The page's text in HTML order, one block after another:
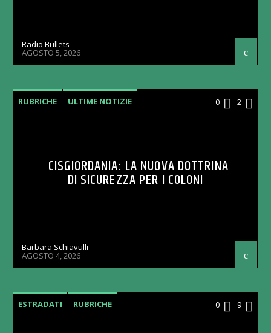
Radio Bullets
AGOSTO 5, 2026
RUBRICHE ULTIME NOTIZIE 0 2
CISGIORDANIA: LA NUOVA DOTTRINA
DI SICUREZZA PER I COLONI
Barbara Schiavulli
AGOSTO 4, 2026
ESTRADATI RUBRICHE 0 9